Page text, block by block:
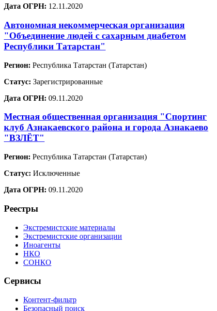
Дата ОГРН: 12.11.2020
Автономная некоммерческая организация
"Объединение людей с сахарным диабетом
Республики Татарстан"
Регион: Республика Татарстан (Татарстан)
Статус: Зарегистрированные
Дата ОГРН: 09.11.2020
Местная общественная организация "Спортинг
клуб Азнакаевского района и города Азнакаево
"ВЗЛЁТ"
Регион: Республика Татарстан (Татарстан)
Статус: Исключенные
Дата ОГРН: 09.11.2020
Реестры
Экстремистские материалы
Экстремистские организации
Иноагенты
НКО
СОНКО
Сервисы
Контент-фильтр
Безопасный поиск